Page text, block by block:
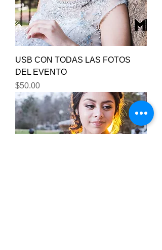
USB CON TODAS LAS FOTOS
DEL EVENTO
Price
$50.00